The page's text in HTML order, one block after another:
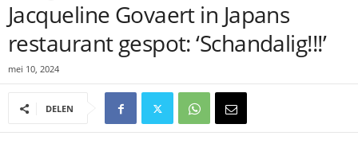
Jacqueline Govaert in Japans
restaurant gespot: ‘Schandalig!!!’
mei 10, 2024
DELEN